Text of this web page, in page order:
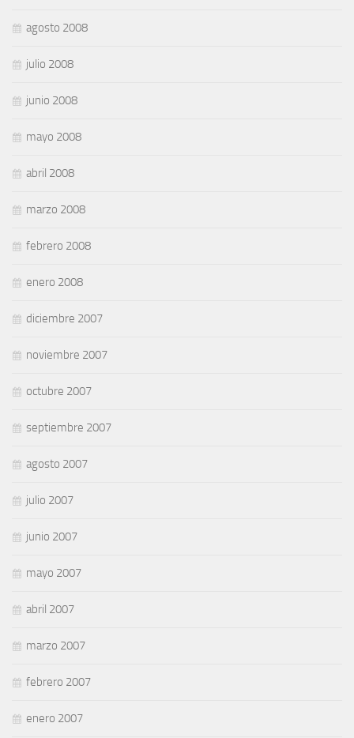
agosto 2008
julio 2008
junio 2008
mayo 2008
abril 2008
marzo 2008
febrero 2008
enero 2008
diciembre 2007
noviembre 2007
octubre 2007
septiembre 2007
agosto 2007
julio 2007
junio 2007
mayo 2007
abril 2007
marzo 2007
febrero 2007
enero 2007